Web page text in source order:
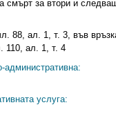
смърт за втори и
88, ал. 1, т. 3, във
110, ал. 1, т. 4
административна:
услуга: